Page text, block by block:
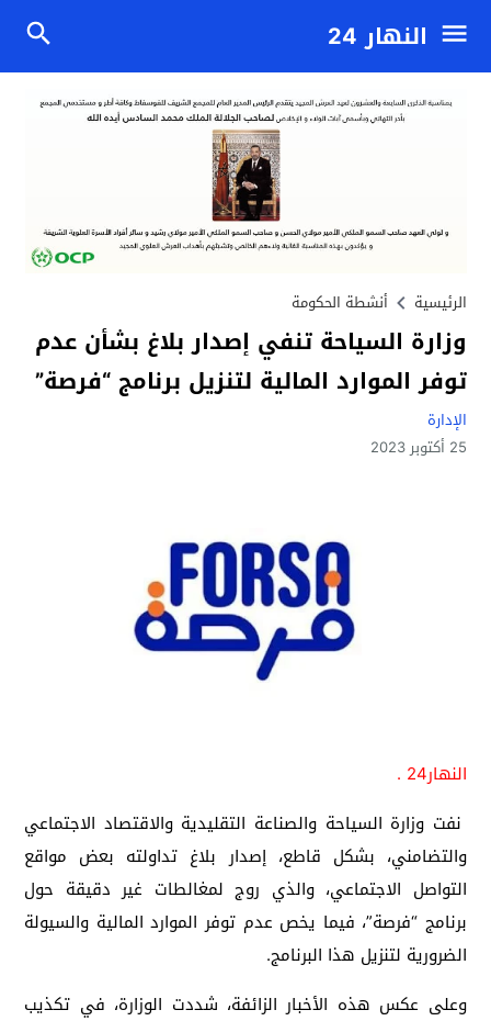
النهار 24
الرئيسية أنشطة الحكومة
وزارة السياحة تنفي إصدار بلاغ بشأن عدم
توفر الموارد المالية لتنزيل برنامج “فرصة”
الإدارة
25 أكتوبر 2023
النهار24 .
نفت وزارة السياحة والصناعة التقليدية والاقتصاد الاجتماعي
والتضامني، بشكل قاطع، إصدار بلاغ تداولته بعض مواقع
التواصل الاجتماعي، والذي روج لمغالطات غير دقيقة حول
برنامج “فرصة”، فيما يخص عدم توفر الموارد المالية والسيولة
الضرورية لتنزيل هذا البرنامج.
وعلى عكس هذه الأخبار الزائفة، شددت الوزارة، في تكذيب